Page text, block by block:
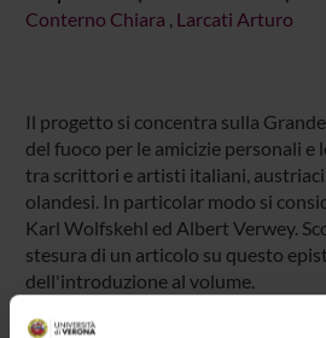
Conterno Chiara , Larcati Arturo
Il progetto si concentra sulla
del fuoco per le amicizie personali
tra scrittori e artisti italiani,
olandesi. In particolar modo si
Karl Wolfskehl ed Albert Verwey.
stesura di un articolo su questo
dell'introduzione al volume.